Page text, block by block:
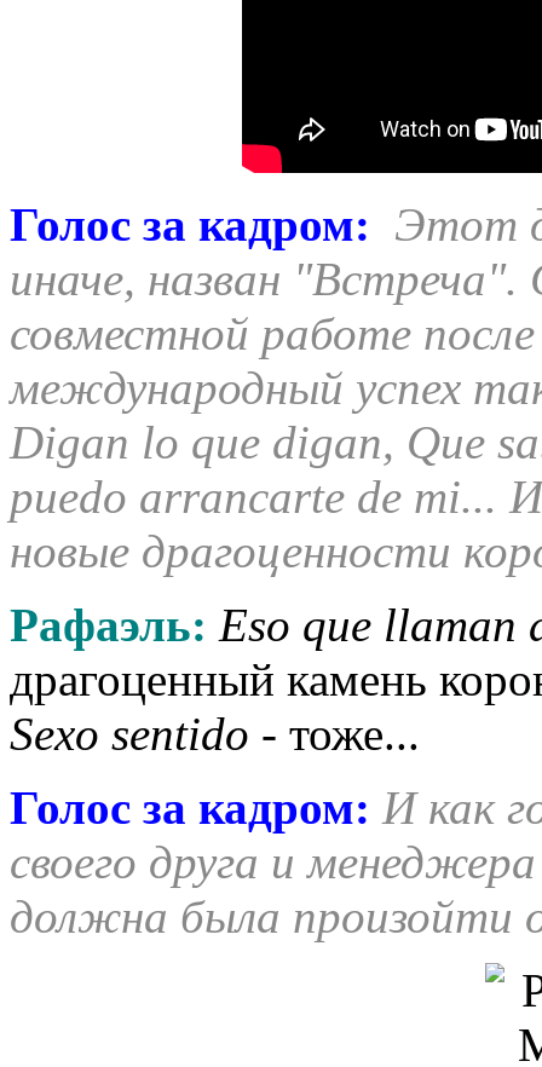
Голос за кадром: Этот
иначе, назван "Встреча".
совместной работе
международный успех
Digan lo que digan, Que
puedo arrancarte de mi...
новые драгоценности
Рафаэль: Eso que llaman
драгоценный камень
Sexo sentido - тоже...
Голос за кадром: И как
своего друга и
должна была